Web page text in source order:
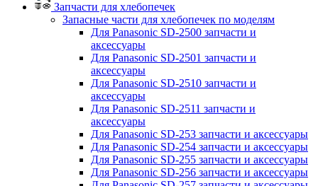
Запчасти для хлебопечек
Запасные части для хлебопечек по моделям
Для Panasonic SD-2500 запчасти и
аксессуары
Для Panasonic SD-2501 запчасти и
аксессуары
Для Panasonic SD-2510 запчасти и
аксессуары
Для Panasonic SD-2511 запчасти и
аксессуары
Для Panasonic SD-253 запчасти и аксессуары
Для Panasonic SD-254 запчасти и аксессуары
Для Panasonic SD-255 запчасти и аксессуары
Для Panasonic SD-256 запчасти и аксессуары